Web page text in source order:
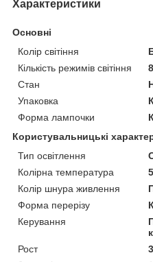
Характеристики
Основні
Колір світіння
Кількість режимів світіння
8
Стан
Упаковка
Форма лампочки
Користувальницькі
Тип освітлення
Колірна температура
Колір шнура живлення
Форма перерізу
Керування
Рост